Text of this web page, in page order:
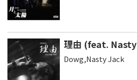
理由 (feat.
Dowg,Nasty Jack